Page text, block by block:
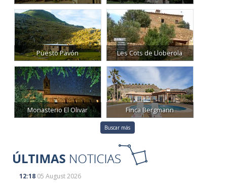
Puesto Pavón Les Cots de Lloberola
Monasterio El Olivar Finca Bergmann
Buscar más
12:18 05 August 2026